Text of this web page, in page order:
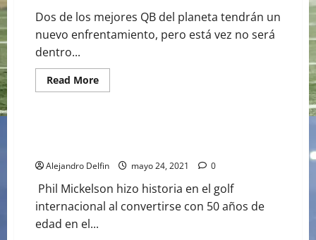
RANKING
PGA
Dos de los mejores QB del planeta tendrán un
nuevo enfrentamiento, pero está vez no será
dentro...
Read MoreRead
more
GOLF
Alejandro Delfin mayo 24, 2021 0
Phil Mickelson hizo historia en el golf
internacional al convertirse con 50 años de
edad en el...